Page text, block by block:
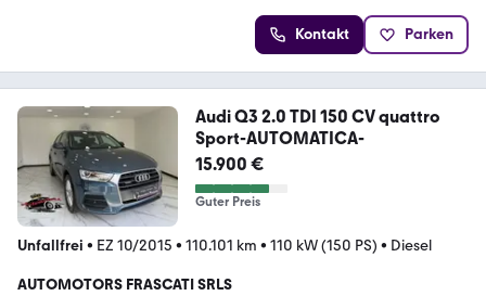
Kontakt Parken
Audi Q3 2.0 TDI 150 CV quattro
Sport-AUTOMATICA-
15.900 €
Guter Preis
Unfallfrei • EZ 10/2015 • 110.101 km • 110 kW (150 PS) • Diesel
AUTOMOTORS FRASCATI SRLS